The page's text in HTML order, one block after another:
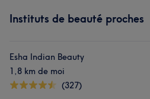
Instituts de beauté proches
Esha Indian Beauty
1,8 km de moi
(327)